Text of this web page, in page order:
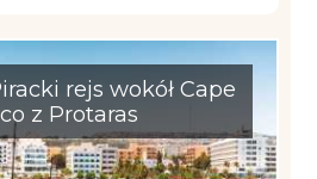
rejs wokół Cape
z Protaras